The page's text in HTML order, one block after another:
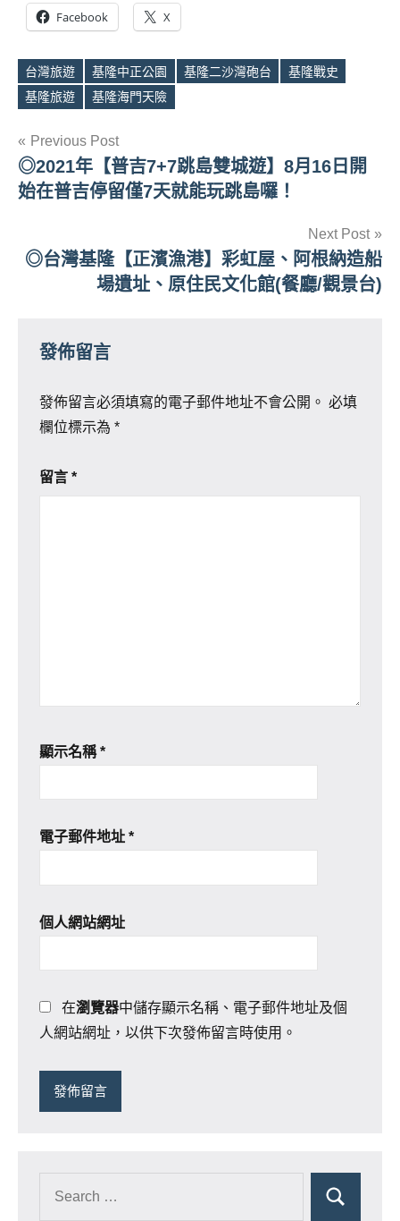
Facebook X
Tags
台灣旅遊 基隆中正公園 基隆二沙灣砲台
基隆戰史
基隆旅遊
基隆海門天險
文
章
覽
Previous Post
◎2021年【普吉7+7跳島雙城遊】8月16日開
始在普吉停留僅7天就能玩跳島囉！
Next Post
◎台灣基隆【正濱漁港】彩虹屋、阿根納造船
場遺址、原住民文化館(餐廳/觀景台)
發佈留言
發佈留言必須填寫的電子郵件地址不會公開。 必填
欄位標示為 *
留言 *
顯示名稱*
電子郵件地址 *
個人網站網址
在瀏覽器中儲存顯示名稱、電子郵件地址及個
人網站網址，以供下次發佈留言時使用。